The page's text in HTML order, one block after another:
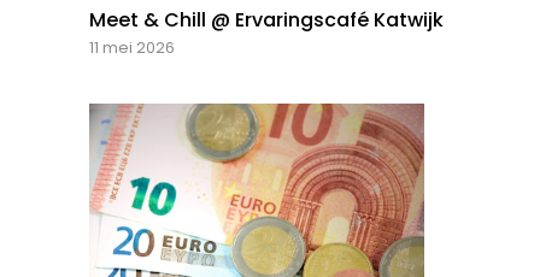
Meet & Chill @ Ervaringscafé Katwijk
11 mei 2026